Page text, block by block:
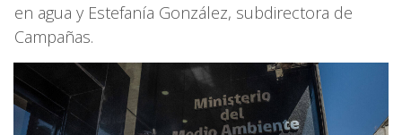
en agua y Estefanía González, subdirectora de
Campañas.